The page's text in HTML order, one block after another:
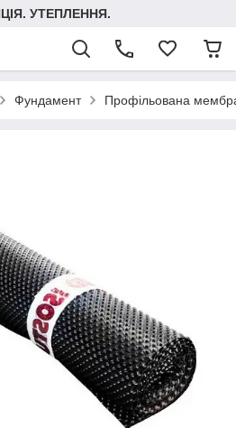
УТЕПЛЕННЯ.
Фундамент Профільована